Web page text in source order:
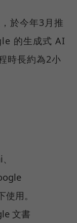
於今年3月推
的生成式 AI
時長約為2小
用。
文書